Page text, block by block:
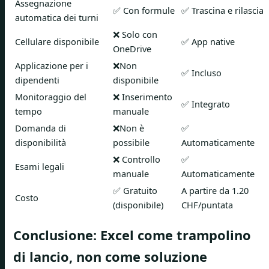
Assegnazione
automatica dei turni
✅ Con formule ✅ Trascina e rilascia
Cellulare disponibile
❌ Solo con
OneDrive
✅ App native
Applicazione per i
dipendenti
❌Non
disponibile
✅ Incluso
Monitoraggio del
tempo
❌ Inserimento
manuale
✅ Integrato
Domanda di
disponibilità
❌Non è
possibile
✅
Automaticamente
Esami legali
❌ Controllo
manuale
✅
Automaticamente
Costo
✅ Gratuito
(disponibile)
A partire da 1.20
CHF/puntata
Conclusione: Excel come trampolino
di lancio, non come soluzione